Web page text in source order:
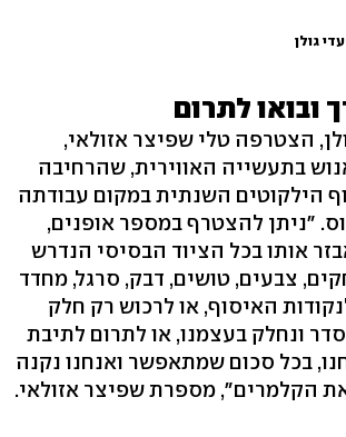
גולן
ובואו לתרום
הצטרפה טלי שפיצר אזולאי,
בתעשייה האווירית, שהרחיבה
הילקוטים השנתית במקום עבודתה
"ניתן להצטרף במספר אופנים,
אותו בכל הציוד הבסיסי הנדרש
צבעים, טושים, דבק, סרגל, מחדד
האיסוף, או לרכוש רק חלק
ונחלק בעצמנו, או לתרום לתיבת
בכל סכום שמתאפשר ואנחנו נקנה
את הקלמרים", מספרת שפיצר אזולאי.